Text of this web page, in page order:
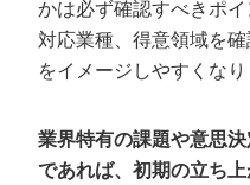
かは必ず確認すべきポ
対応業種、得意領域を
をイメージしやすくなり
業界特有の課題や意思
であれば、初期の立ち